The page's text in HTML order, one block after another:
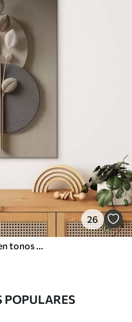
26
Círculos en relieve y una rama en tonos neutros cálidos
POPULARES